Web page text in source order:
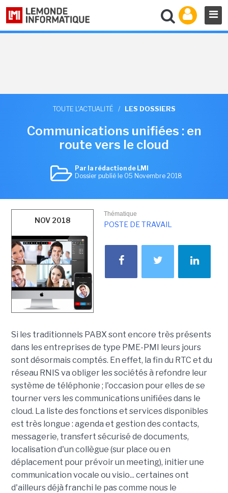
TOUTE L'ACTUALITÉ / LES DOSSIERS
Communications unifiées : en
route vers le cloud
Par la rédaction de LMI
Dossier publié le 05 Novembre 2018
NOV 2018
Thématique
POSTE DE TRAVAIL
Si les traditionnels PABX sont encore très présents
dans les entreprises de type PME-PMI leurs jours
sont désormais comptés. En effet, la fin du RTC et du
réseau RNIS va obliger les sociétés à refondre leur
système de téléphonie ; l'occasion pour elles de se
tourner vers les communications unifiées dans le
cloud. La liste des fonctions et services disponibles
est très longue : agenda et gestion des contacts,
messagerie, transfert sécurisé de documents,
localisation d'un collègue (sur place ou en
déplacement pour prévoir un meeting), initier une
communication vocale ou visio... certaines ont
d'ailleurs déjà franchi le pas comme nous le